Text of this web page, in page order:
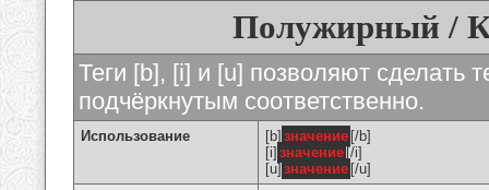
Полужирный /
Теги [b], [i] и [u] позволяют сделать
подчёркнутым соответственно.
Использование [b] значение [/b]
[i] значение [/i]
[u] значение [/u]